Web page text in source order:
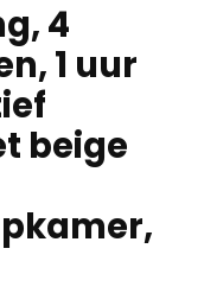
4
1 uur
beige